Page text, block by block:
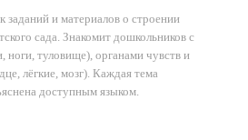
и материалов о строении
сада. Знакомит дошкольников с
ноги, туловище), органами чувств и
лёгкие, мозг). Каждая тема
доступным языком.